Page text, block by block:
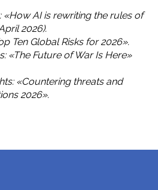
«How AI is rewriting the rules of
2026).
Ten Global Risks for 2026».
«The Future of War Is Here»
«Countering threats and
2026».